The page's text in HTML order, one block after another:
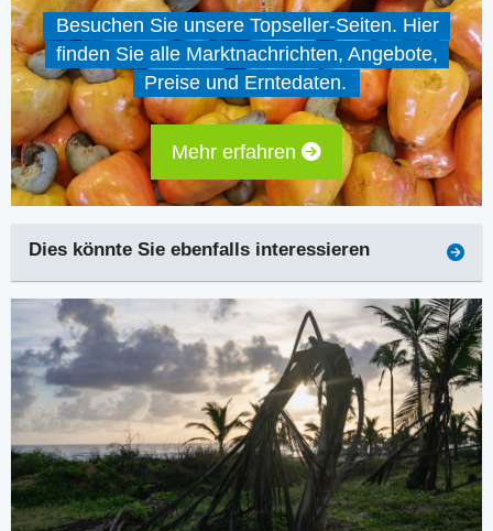
Besuchen Sie unsere Topseller-Seiten. Hier
finden Sie alle Marktnachrichten, Angebote,
Preise und Erntedaten.
Mehr erfahren
Dies könnte Sie ebenfalls interessieren